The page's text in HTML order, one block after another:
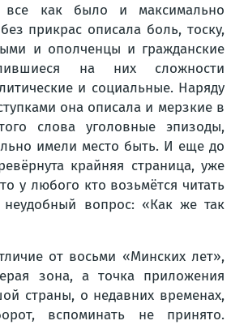
все как было и максимально
прикрас описала боль, тоску,
и ополченцы и гражданские
на них сложности
и социальные. Наряду
она описала и мерзкие в
слова уголовные эпизоды,
имели место быть. И еще до
крайняя страница, уже
у любого кто возьмётся читать
неудобный вопрос: «Как же так
от восьми «Минских лет»,
зона, а точка приложения
страны, о недавних временах,
вспоминать не принято.